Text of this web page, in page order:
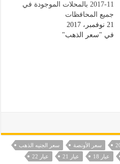
11-2017 بالمحلات الموجودة في
جميع المحافظات
21 نوفمبر، 2017
في "سعر الذهب"
سعر الأونصة
سعر الجنيه الذهب
عيار 18 عيار 21
عيار 22